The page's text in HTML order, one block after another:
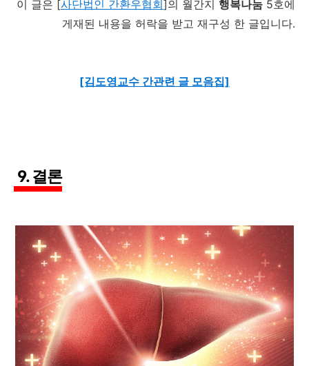
이 글은 [사단법인 간환우협회 ] 의 월간지 행복나눔 5호에
게재된 내용을 허락을 받고 재구성 한 글입니다.
[김도영교수 간관련 글 모음집]
9. 결론